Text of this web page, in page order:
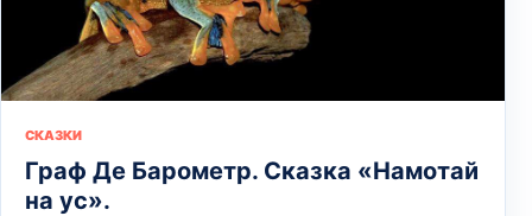
СКАЗКИ
Граф Де Барометр. Сказка «Намотай
на ус».